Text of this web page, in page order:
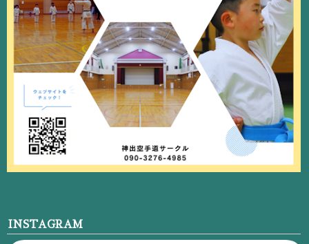
INSTAGRAM